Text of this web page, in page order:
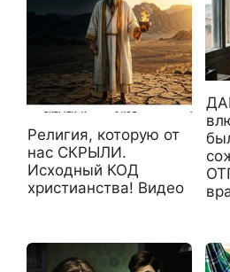
Религия, которую от
нас СКРЫЛИ.
Исходный КОД
христианства! Видео